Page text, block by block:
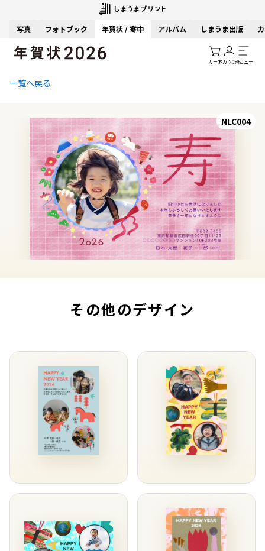
写真 フォトブック 年賀状 / 寒中 アルバム しまうま出版
カートアカウントメニュー
一覧へ戻る
NLC004
その他のデザイン